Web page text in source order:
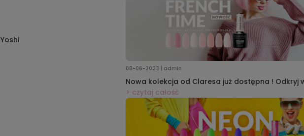
08-06-2023 | admin
Nowa kolekcja od Claresa już dostępna ! Odkryj
lakiery French Time
czytaj całość